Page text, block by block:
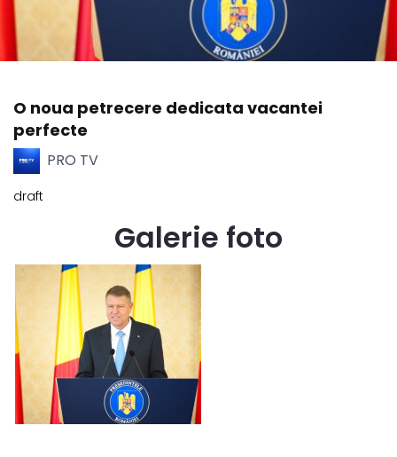
O noua petrecere dedicata vacantei
perfecte
PRO TV
draft
Galerie foto